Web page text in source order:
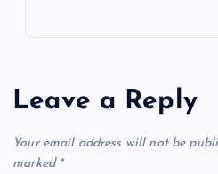
Leave a Reply
Your email address will not be
marked *